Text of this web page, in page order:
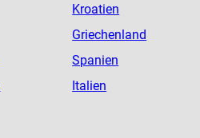
Kroatien
Griechenland
Spanien
Italien